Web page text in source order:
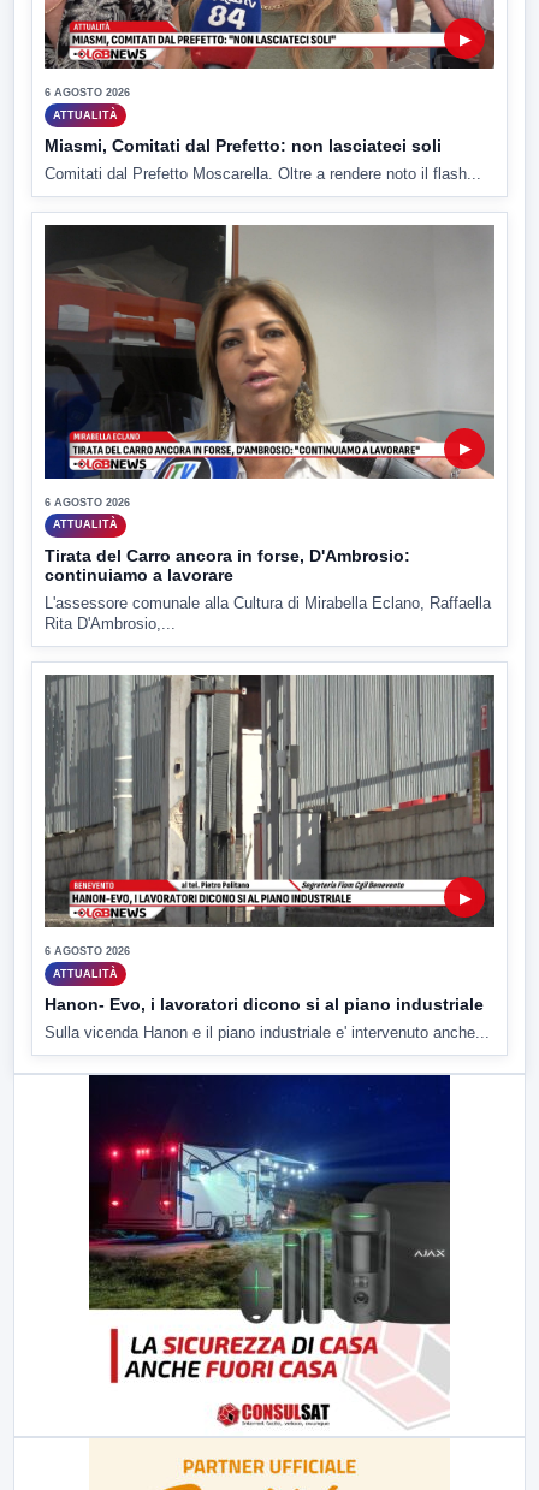
▶
6 AGOSTO 2026
ATTUALITÀ
Miasmi, Comitati dal Prefetto: non lasciateci soli
Comitati dal Prefetto Moscarella. Oltre a rendere noto il flash...
▶
6 AGOSTO 2026
ATTUALITÀ
Tirata del Carro ancora in forse, D'Ambrosio:
continuiamo a lavorare
L'assessore comunale alla Cultura di Mirabella Eclano, Raffaella
Rita D'Ambrosio,...
▶
6 AGOSTO 2026
ATTUALITÀ
Hanon- Evo, i lavoratori dicono si al piano industriale
Sulla vicenda Hanon e il piano industriale e' intervenuto anche...